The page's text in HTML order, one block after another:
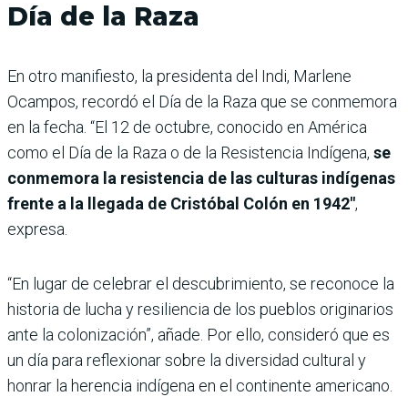
Día de la Raza
En otro manifiesto, la presidenta del Indi, Marlene
Ocampos, recordó el Día de la Raza que se conmemora
en la fecha. “El 12 de octubre, conocido en América
como el Día de la Raza o de la Resistencia Indígena, se
conmemora la resistencia de las culturas indígenas
frente a la llegada de Cristóbal Colón en 1942″,
expresa.
“En lugar de celebrar el descubrimiento, se reconoce la
historia de lucha y resiliencia de los pueblos originarios
ante la colonización”, añade. Por ello, consideró que es
un día para reflexionar sobre la diversidad cultural y
honrar la herencia indígena en el continente americano.